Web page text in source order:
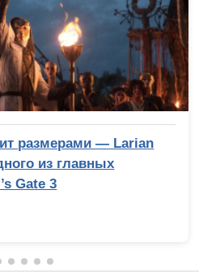
размерами — Larian
из главных
Gate 3